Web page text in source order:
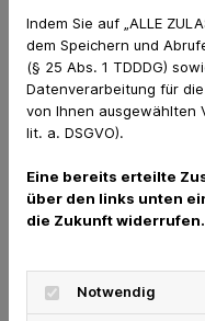
Auch die Prävention
sehr am Herzen.
Prophylaxe-
Wir arbeiten eng
Kleintierkliniken
Behandlung erfolgt
Sie die restlichen
Indem Sie auf „ALLE
dem Speichern und
(§ 25 Abs. 1 TDDDG)
Datenverarbeitung für
von Ihnen ausgewählten
lit. a. DSGVO).
Eine bereits erteilte
über den links unten
die Zukunft widerrufen.
Notwendig